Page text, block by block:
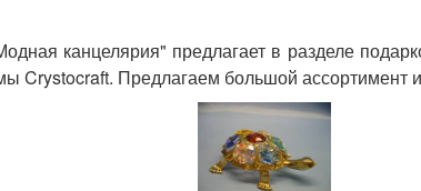
канцелярия" предлагает в разделе
Crystocraft. Предлагаем большой ассортимент